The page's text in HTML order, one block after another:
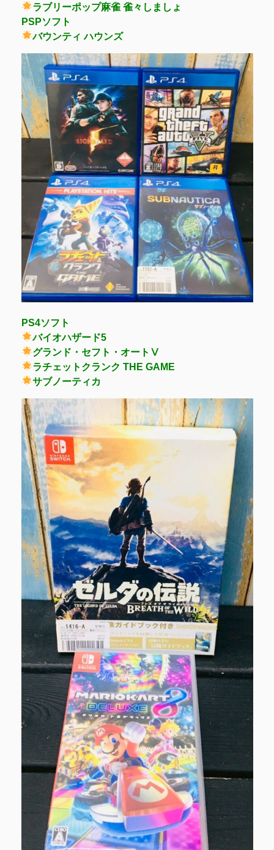
ラブリーポップ麻雀 雀々しましょ
PSPソフト
バウンティ ハウンズ
PS4ソフト
バイオハザード5
グランド・セフト・オートⅤ
ラチェットクランク THE GAME
サブノーティカ